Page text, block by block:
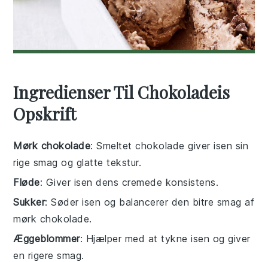
Ingredienser Til Chokoladeis
Opskrift
Mørk chokolade: Smeltet chokolade giver isen sin
rige smag og glatte tekstur.
Fløde: Giver isen dens cremede konsistens.
Sukker: Søder isen og balancerer den bitre smag af
mørk chokolade.
Æggeblommer: Hjælper med at tykne isen og giver
en rigere smag.